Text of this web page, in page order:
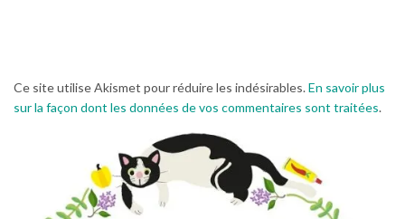
Ce site utilise Akismet pour réduire les indésirables.En savoir plus
sur la façon dont les données de vos commentaires sont traitées.